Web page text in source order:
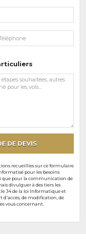
DE DEVIS
recueillies sur ce formulaire
pour les besoins
que pour la communication de
divulguer à des tiers les
34 de la loi Informatique et
d'accès, de modification, de
vous concernant.